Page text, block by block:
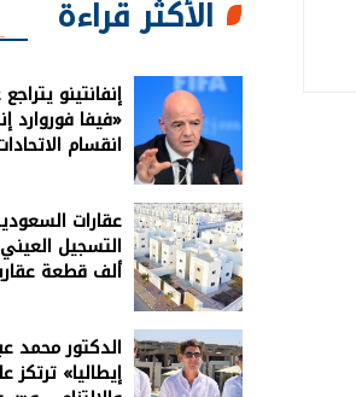
الأكثر قراءة
إنفانتينو
«فيفا فوروارد
انقسام
عقارات
ألف قطعة عقارية
الدكتور محمد
إيطاليا» ترتكز